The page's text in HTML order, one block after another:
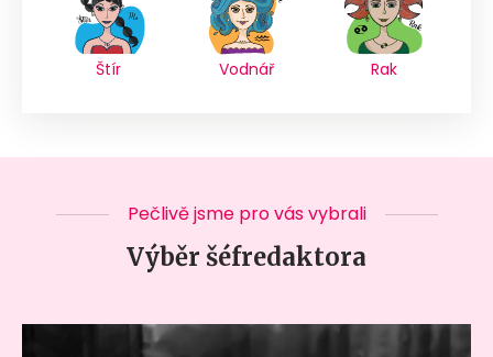
Štír Vodnář Rak
Pečlivě jsme pro vás vybrali
Výběr šéfredaktora